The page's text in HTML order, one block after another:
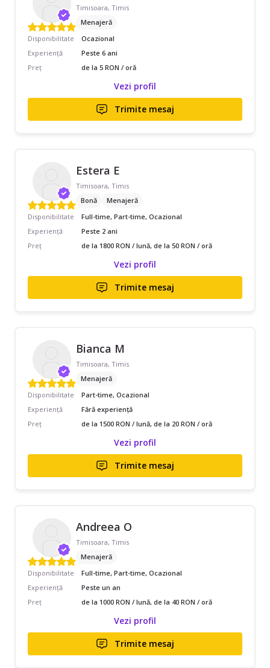
Timisoara, Timis
Menajeră
Disponibilitate
Ocazional
Experiență
Peste 6 ani
Preț
de la 5 RON / oră
Vezi profil
Trimite mesaj
Estera E
Timisoara, Timis
Bonă
Menajeră
Disponibilitate
Full-time, Part-time, Ocazional
Experiență
Peste 2 ani
Preț
de la 1800 RON / lună, de la 50 RON / oră
Vezi profil
Trimite mesaj
Bianca M
Timisoara, Timis
Menajeră
Disponibilitate
Part-time, Ocazional
Experiență
Fără experiență
Preț
de la 1500 RON / lună, de la 20 RON / oră
Vezi profil
Trimite mesaj
Andreea O
Timisoara, Timis
Menajeră
Disponibilitate
Full-time, Part-time, Ocazional
Experiență
Peste un an
Preț
de la 1000 RON / lună, de la 40 RON / oră
Vezi profil
Trimite mesaj